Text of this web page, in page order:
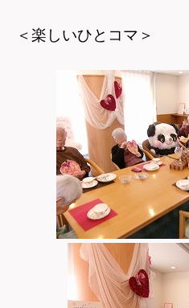
＜楽しいひとコマ＞